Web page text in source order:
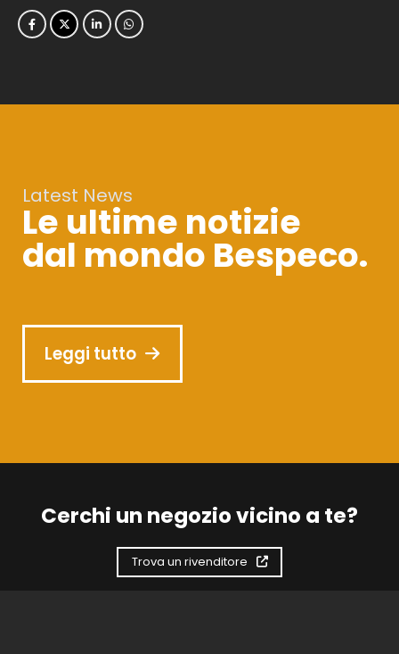
Latest News
Le ultime notizie
dal mondo Bespeco.
Leggi tutto
Cerchi un negozio vicino a te?
Trova un rivenditore